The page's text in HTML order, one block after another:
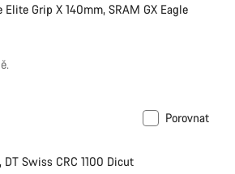
Elite Grip X 140mm, SRAM GX Eagle
Porovnat
Swiss CRC 1100 Dicut